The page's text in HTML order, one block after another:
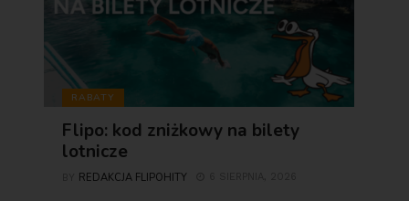
RABATY
Flipo: kod zniżkowy na bilety
lotnicze
REDAKCJA FLIPOHITY